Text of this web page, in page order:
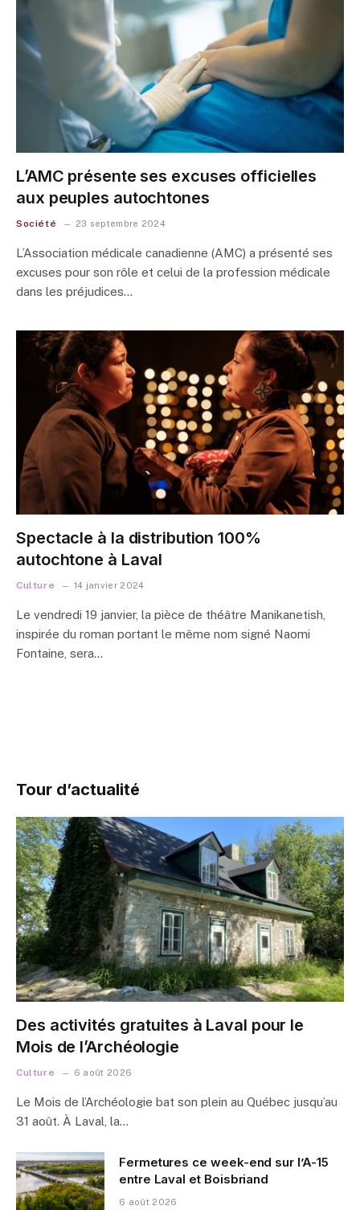
L’AMC présente ses excuses officielles
aux peuples autochtones
Société 23 septembre 2024
L’Association médicale canadienne (AMC) a présenté ses
excuses pour son rôle et celui de la profession médicale
dans les préjudices…
Spectacle à la distribution 100%
autochtone à Laval
Culture 14 janvier 2024
Le vendredi 19 janvier, la pièce de théâtre Manikanetish,
inspirée du roman portant le même nom signé Naomi
Fontaine, sera…
Tour d’actualité
Des activités gratuites à Laval pour le
Mois de l’Archéologie
Culture 6 août 2026
Le Mois de l’Archéologie bat son plein au Québec jusqu’au
31 août. À Laval, la…
Fermetures ce week-end sur l’A-15
entre Laval et Boisbriand
6 août 2026